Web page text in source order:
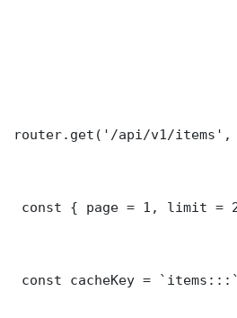
router.get('/api/v1/items',
const { page = 1, limit =
const cacheKey =